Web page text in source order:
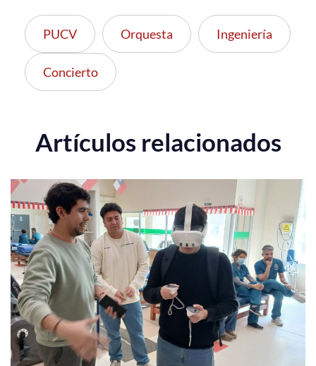
PUCV Orquesta Ingeniería
Concierto
Artículos relacionados